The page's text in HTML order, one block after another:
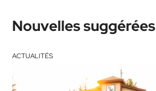
Nouvelles suggérées
ACTUALITÉS